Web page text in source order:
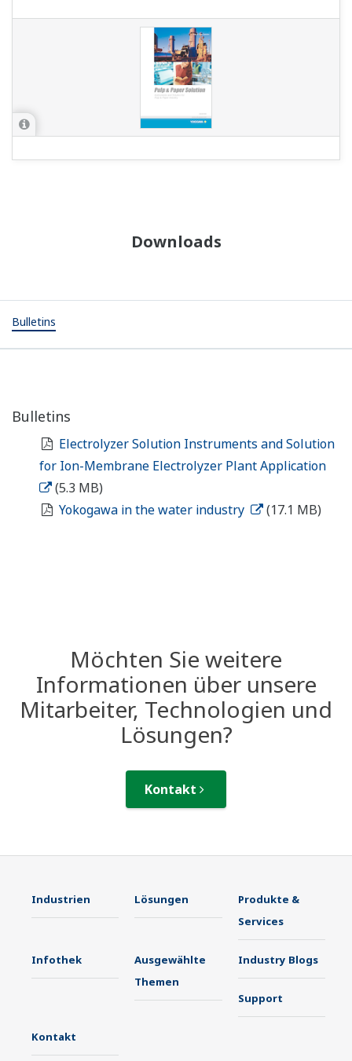
Downloads
Bulletins
Bulletins
Electrolyzer Solution Instruments and Solution
for Ion-Membrane Electrolyzer Plant Application
(5.3 MB)
Yokogawa in the water industry
(17.1 MB)
Möchten Sie weitere
Informationen über unsere
Mitarbeiter, Technologien und
Lösungen?
Kontakt
Industrien Lösungen
Produkte &
Services
Infothek
Ausgewählte
Themen
Industry Blogs
Support
Kontakt